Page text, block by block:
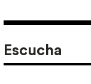
Escucha